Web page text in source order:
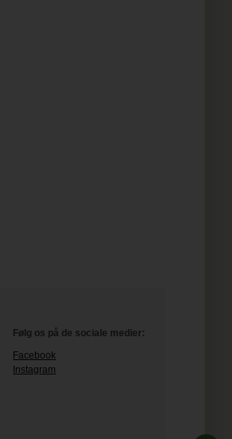
Følg os på de sociale medier:
Facebook
Instagram